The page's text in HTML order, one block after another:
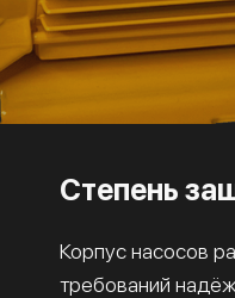
Степень
Корпус насосов
требований